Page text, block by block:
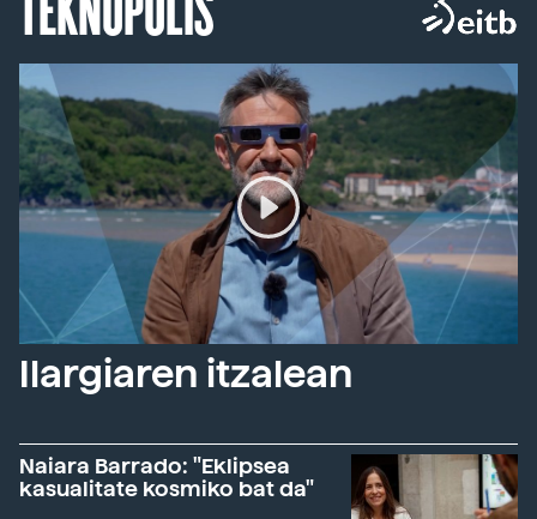
Ilargiaren itzalean
Naiara Barrado: "Eklipsea
kasualitate kosmiko bat da"